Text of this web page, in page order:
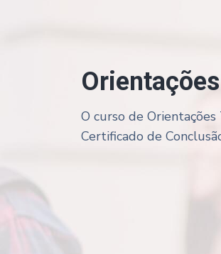
O curso de
Certificado de